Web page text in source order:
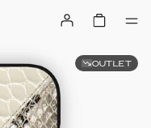
OUTLET